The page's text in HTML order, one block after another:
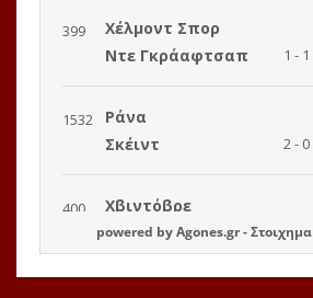
powered byAgones.gr-Στοιχημα